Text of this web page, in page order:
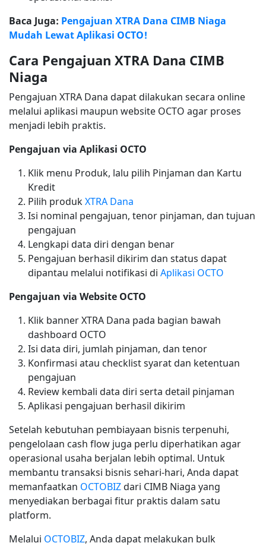
Baca Juga: Pengajuan XTRA Dana CIMB Niaga
Mudah Lewat Aplikasi OCTO!
Cara Pengajuan XTRA Dana CIMB
Niaga
Pengajuan XTRA Dana dapat dilakukan secara online
melalui aplikasi maupun website OCTO agar proses
menjadi lebih praktis.
Pengajuan via Aplikasi OCTO
Klik menu Produk, lalu pilih Pinjaman dan Kartu
Kredit
Pilih produkXTRA Dana
Isi nominal pengajuan, tenor pinjaman, dan tujuan
pengajuan
Lengkapi data diri dengan benar
Pengajuan berhasil dikirim dan status dapat
dipantau melalui notifikasi di Aplikasi OCTO
Pengajuan via Website OCTO
Klik banner XTRA Dana pada bagian bawah
dashboard OCTO
Isi data diri, jumlah pinjaman, dan tenor
Konfirmasi atau checklist syarat dan ketentuan
pengajuan
Review kembali data diri serta detail pinjaman
Aplikasi pengajuan berhasil dikirim
Setelah kebutuhan pembiayaan bisnis terpenuhi,
pengelolaan cash flow juga perlu diperhatikan agar
operasional usaha berjalan lebih optimal. Untuk
membantu transaksi bisnis sehari-hari, Anda dapat
memanfaatkan OCTOBIZdari CIMB Niaga yang
menyediakan berbagai fitur praktis dalam satu
platform.
Melalui OCTOBIZ, Anda dapat melakukan bulk